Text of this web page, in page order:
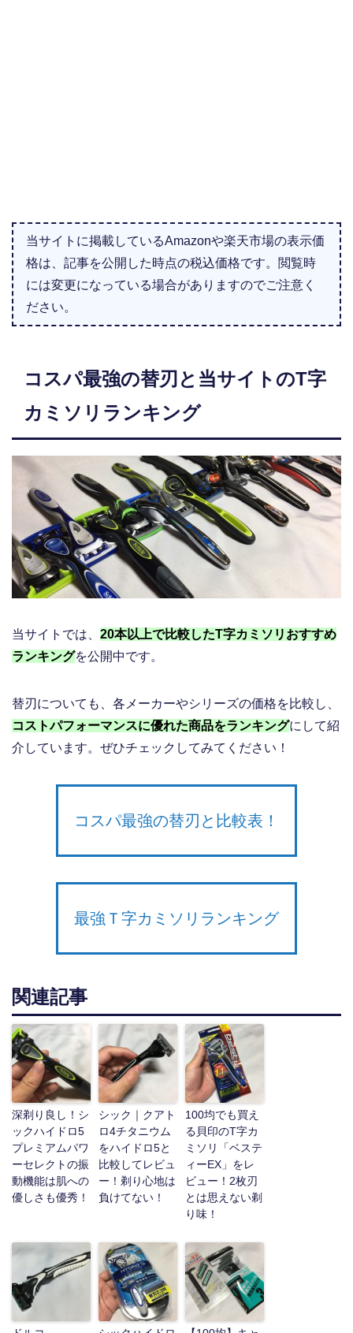
当サイトに掲載しているAmazonや楽天市場の表示価
格は、記事を公開した時点の税込価格です。閲覧時
には変更になっている場合がありますのでご注意く
ださい。
コスパ最強の替刃と当サイトのT字
カミソリランキング
当サイトでは、 20本以上で比較したT字カミソリおすすめ
ランキングを公開中です。
替刃についても、各メーカーやシリーズの価格を比較し、
コストパフォーマンスに優れた商品をランキングにして紹
介しています。ぜひチェックしてみてください！
コスパ最強の替刃と比較表！
最強Ｔ字カミソリランキング
関連記事
深剃り良し！シ
ックハイドロ5
プレミアムパワ
ーセレクトの振
動機能は肌への
優しさも優秀！
シック｜クアト
ロ4チタニウム
をハイドロ5と
比較してレビュ
ー！剃り心地は
負けてない！
100均でも買え
る貝印のT字カ
ミソリ「ベステ
ィーEX」をレ
ビュー！2枚刃
とは思えない剃
り味！